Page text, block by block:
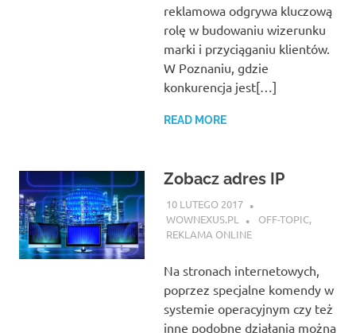
reklamowa odgrywa kluczową
rolę w budowaniu wizerunku
marki i przyciąganiu klientów.
W Poznaniu, gdzie
konkurencja jest[…]
READ MORE
Zobacz adres IP
10 LUTEGO 2017
WOWNEXUS.PL
OFF-TOPIC,
REKLAMA ONLINE
Na stronach internetowych,
poprzez specjalne komendy w
systemie operacyjnym czy też
inne podobne działania można